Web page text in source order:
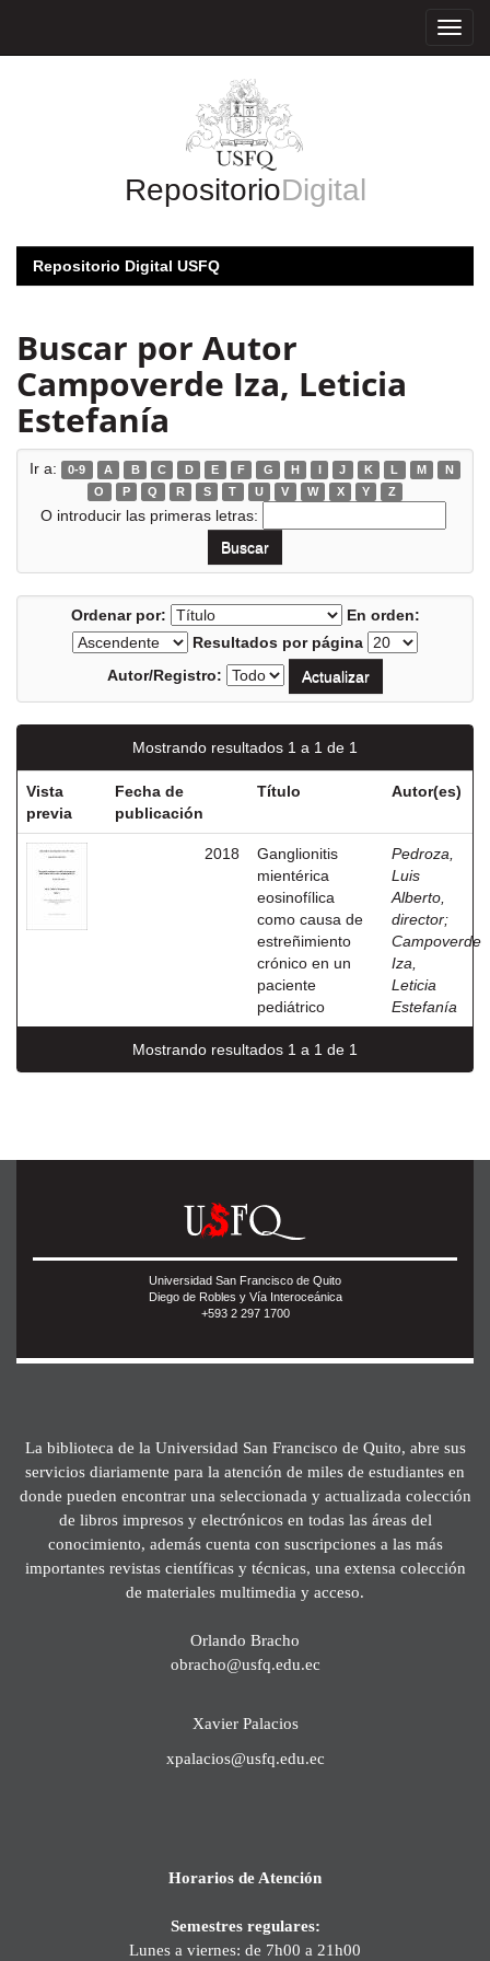
RepositorioDigital
Repositorio Digital USFQ
Buscar por Autor
Campoverde Iza, Leticia
Estefanía
Ir a: 0-9 A B C D E F G H I J K L M
N
O
P Q R S T U V W X Y Z
O introducir las primeras letras:
Ordenar por:
En orden:
Resultados por página
Autor/Registro:
Mostrando resultados 1 a 1 de 1
Vista
previa
Fecha de
publicación
Título Autor(es)
2018
Ganglionitis
mientérica
eosinofílica
como causa de
estreñimiento
crónico en un
paciente
pediátrico
Pedroza,
Luis
Alberto,
director;
Campoverde
Iza,
Leticia
Estefanía
Mostrando resultados 1 a 1 de 1
Universidad San Francisco de Quito
Diego de Robles y Vía Interoceánica
+593 2 297 1700
La biblioteca de la Universidad San Francisco de Quito, abre sus
servicios diariamente para la atención de miles de estudiantes en
donde pueden encontrar una seleccionada y actualizada colección
de libros impresos y electrónicos en todas las áreas del
conocimiento, además cuenta con suscripciones a las más
importantes revistas científicas y técnicas, una extensa colección
de materiales multimedia y acceso.
Orlando Bracho
obracho@usfq.edu.ec
Xavier Palacios
xpalacios@usfq.edu.ec
Horarios de Atención
Semestres regulares:
Lunes a viernes: de 7h00 a 21h00